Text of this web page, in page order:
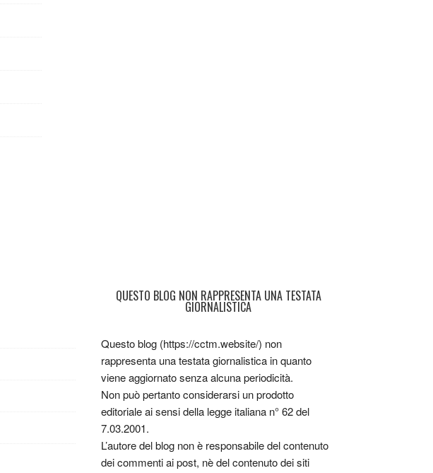
QUESTO BLOG NON RAPPRESENTA UNA TESTATA
GIORNALISTICA
Questo blog (https://cctm.website/) non
rappresenta una testata giornalistica in quanto
viene aggiornato senza alcuna periodicità.
Non può pertanto considerarsi un prodotto
editoriale ai sensi della legge italiana n° 62 del
7.03.2001.
L’autore del blog non è responsabile del contenuto
dei commenti ai post, nè del contenuto dei siti